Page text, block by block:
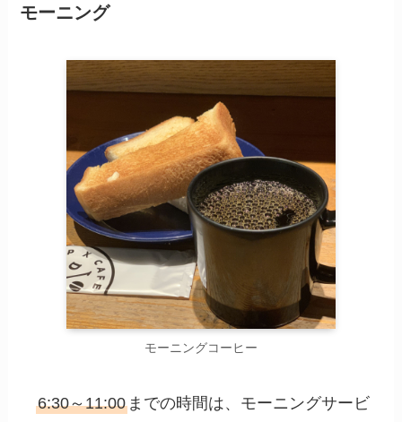
モーニング
モーニングコーヒー
6:30～11:00 までの時間は、モーニングサービ